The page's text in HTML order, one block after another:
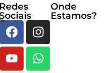
Redes
Onde
Estamos?